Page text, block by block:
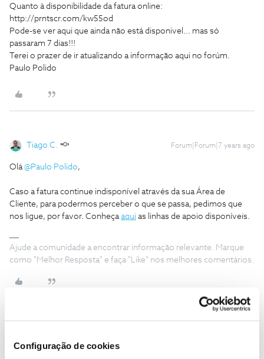
Configuração de cookies
Quanto à disponibilidade da fatura online:
http://prntscr.com/kw55od
Pode-se ver aqui que ainda não está disponivel... mas só
passaram 7 dias!!!
Terei o prazer de ir atualizando a informação aqui no forúm.
Paulo Polido
Tiago C. Forum|Forum|7 years ago
Olá@Paulo Polido,
Caso a fatura continue indisponível através da sua Área de
Cliente, para podermos perceber o que se passa, pedimos que
nos ligue, por favor. Conheçaaqui as linhas de apoio disponíveis.
Ajude a comunidade a encontrar informação relevante. Marque
como "Melhor Resposta" e faça "Like" nos melhores comentários.